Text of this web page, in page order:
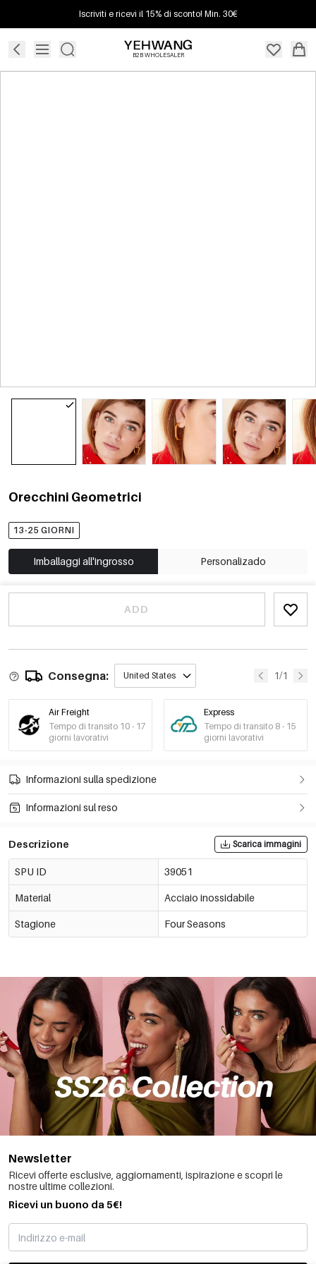
Iscriviti e ricevi il 15% di sconto! Min. 30€
B2B WHOLESALER
Orecchini Geometrici
13-25 GIORNI
Imballaggi all'ingrosso Personalizado
ADD
Consegna: United States 1/1
Air Freight
Tempo di transito 10 - 17
giorni lavorativi
Express
Tempo di transito 8 - 15
giorni lavorativi
Informazioni sulla spedizione
Informazioni sul reso
Descrizione Scarica immagini
SPU ID 39051
Material Acciaio inossidabile
Stagione Four Seasons
Newsletter
Ricevi offerte esclusive, aggiornamenti, ispirazione e scopri le
nostre ultime collezioni.
Ricevi un buono da 5€!